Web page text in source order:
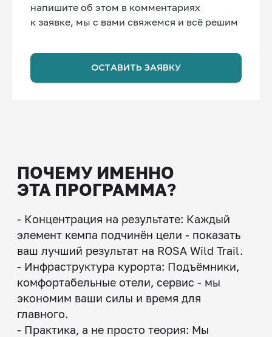
напишите об этом в комментариях
к заявке, мы с вами свяжемся и всё решим
ОСТАВИТЬ ЗАЯВКУ